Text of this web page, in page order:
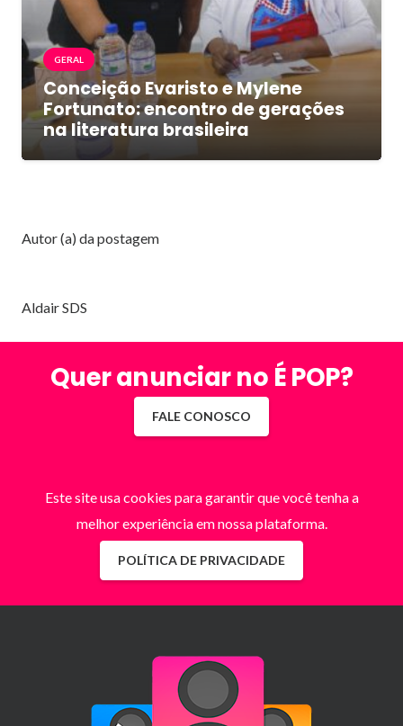
GERAL
Conceição Evaristo e Mylene
Fortunato: encontro de gerações
na literatura brasileira
Autor (a) da postagem
Aldair SDS
Quer anunciar no É POP?
FALE CONOSCO
Este site usa cookies para garantir que você tenha a
melhor experiência em nossa plataforma.
POLÍTICA DE PRIVACIDADE